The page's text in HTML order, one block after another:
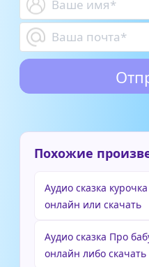
Похожие
Аудио сказка
онлайн или скачать
Аудио сказка Про
онлайн либо скачать